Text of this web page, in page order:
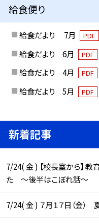
給食便り
給食だより 7月 PDF
給食だより 6月
PDF
給食だより 4月 PDF
給食だより 5月 PDF
新着記事
7/24( 金 ) 【校長室から】 教
た ～後半はこぼれ話～
7/24( 金 ) ７月１７日（金）